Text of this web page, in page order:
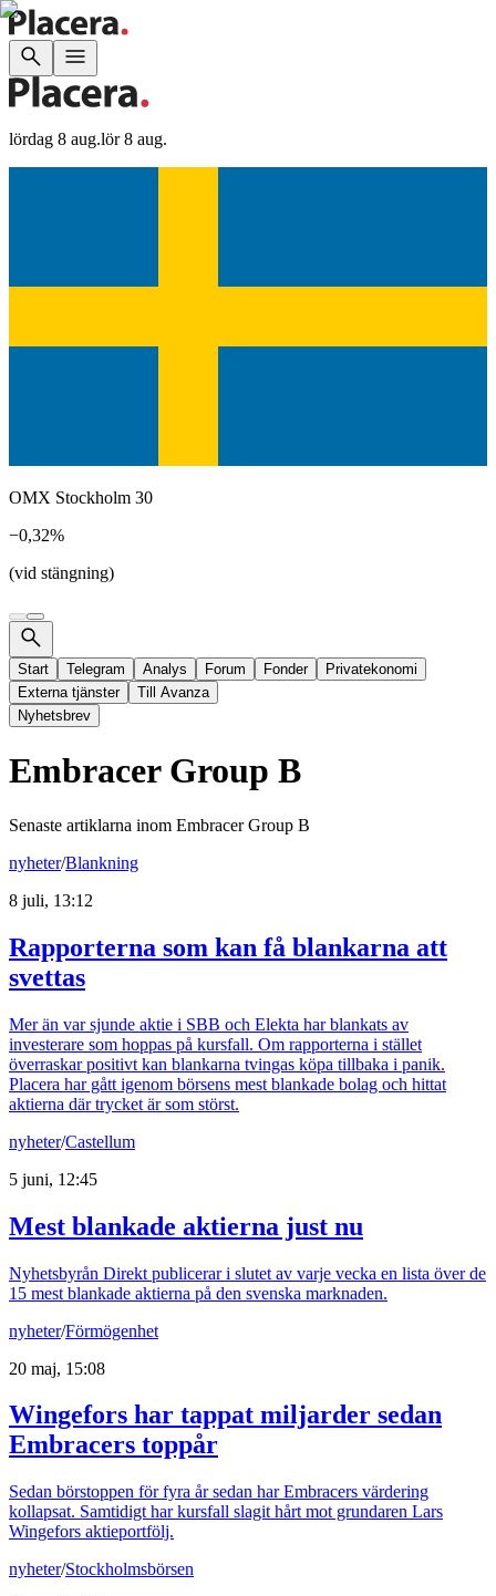
lördag 8 aug.lör 8 aug.
OMX Stockholm 30
−0,32%
(vid stängning)
Start Telegram Analys Forum Fonder
Privatekonomi
Externa tjänster
Till Avanza
Nyhetsbrev
Embracer Group B
Senaste artiklarna inom Embracer Group B
nyheter/Blankning
8 juli, 13:12
Rapporterna som kan få blankarna att
svettas
Mer än var sjunde aktie i SBB och Elekta har blankats av
investerare som hoppas på kursfall. Om rapporterna i stället
överraskar positivt kan blankarna tvingas köpa tillbaka i panik.
Placera har gått igenom börsens mest blankade bolag och hittat
aktierna där trycket är som störst.
nyheter/Castellum
5 juni, 12:45
Mest blankade aktierna just nu
Nyhetsbyrån Direkt publicerar i slutet av varje vecka en lista över de
15 mest blankade aktierna på den svenska marknaden.
nyheter/Förmögenhet
20 maj, 15:08
Wingefors har tappat miljarder sedan
Embracers toppår
Sedan börstoppen för fyra år sedan har Embracers värdering
kollapsat. Samtidigt har kursfall slagit hårt mot grundaren Lars
Wingefors aktieportfölj.
nyheter/Stockholmsbörsen